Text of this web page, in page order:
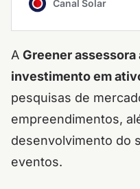
A Greener
investimento em
pesquisas de
empreendimentos,
desenvolvimento do
eventos.